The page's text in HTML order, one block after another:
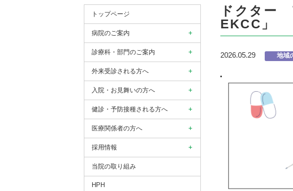
ドクター
EKCC」
2026.05.29 地域
トップページ
病院のご案内
診療科・部門のご案内
外来受診される方へ
入院・お見舞いの方へ
健診・予防接種される方へ
医療関係者の方へ
採用情報
当院の取り組み
HPH